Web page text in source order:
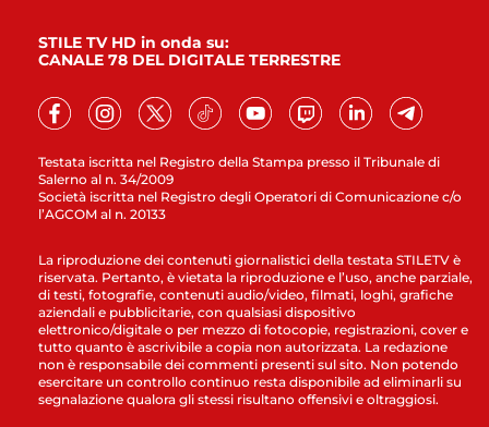
Testata iscritta nel Registro della Stampa presso il Tribunale di
Salerno al n. 34/2009
Società iscritta nel Registro degli Operatori di Comunicazione c/o
l’AGCOM al n. 20133
STILE TV HD in onda su:
CANALE 78 DEL DIGITALE TERRESTRE
La riproduzione dei contenuti giornalistici della testata STILETV è
riservata. Pertanto, è vietata la riproduzione e l’uso, anche parziale,
di testi, fotografie, contenuti audio/video, filmati, loghi, grafiche
aziendali e pubblicitarie, con qualsiasi dispositivo
elettronico/digitale o per mezzo di fotocopie, registrazioni, cover e
tutto quanto è ascrivibile a copia non autorizzata. La redazione
non è responsabile dei commenti presenti sul sito. Non potendo
esercitare un controllo continuo resta disponibile ad eliminarli su
segnalazione qualora gli stessi risultano offensivi e oltraggiosi.